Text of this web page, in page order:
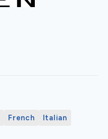
French
Italian